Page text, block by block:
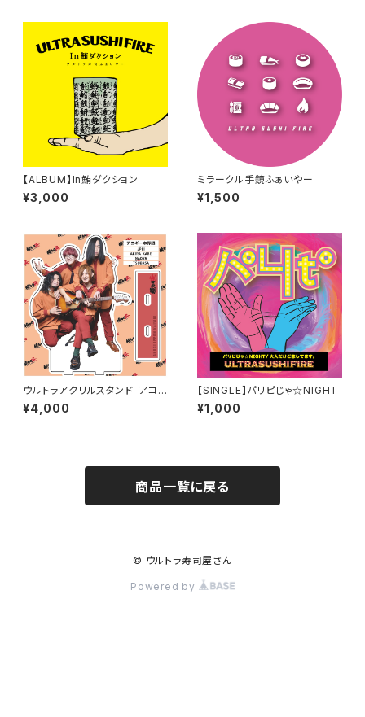
【ALBUM】In鮪ダクション
¥3,000
ミラークル手鏡ふぁいやー
¥1,500
ウルトラアクリルスタンド-アコギ
1本界隈-
¥4,000
【SINGLE】パリピじゃ☆NIGHT
¥1,000
商品一覧に戻る
© ウルトラ寿司屋さん
Powered by